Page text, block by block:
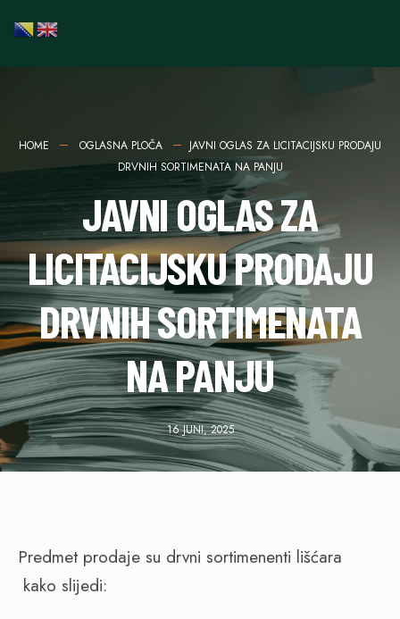
HOME OGLASNA PLOČA
JAVNI OGLAS ZA LICITACIJSKU PRODAJU
DRVNIH SORTIMENATA NA PANJU
JAVNI OGLAS ZA
LICITACIJSKU PRODAJU
DRVNIH SORTIMENATA
NA PANJU
16 JUNI, 2025
Predmet prodaje su drvni sortimenenti lišćara
kako slijedi: